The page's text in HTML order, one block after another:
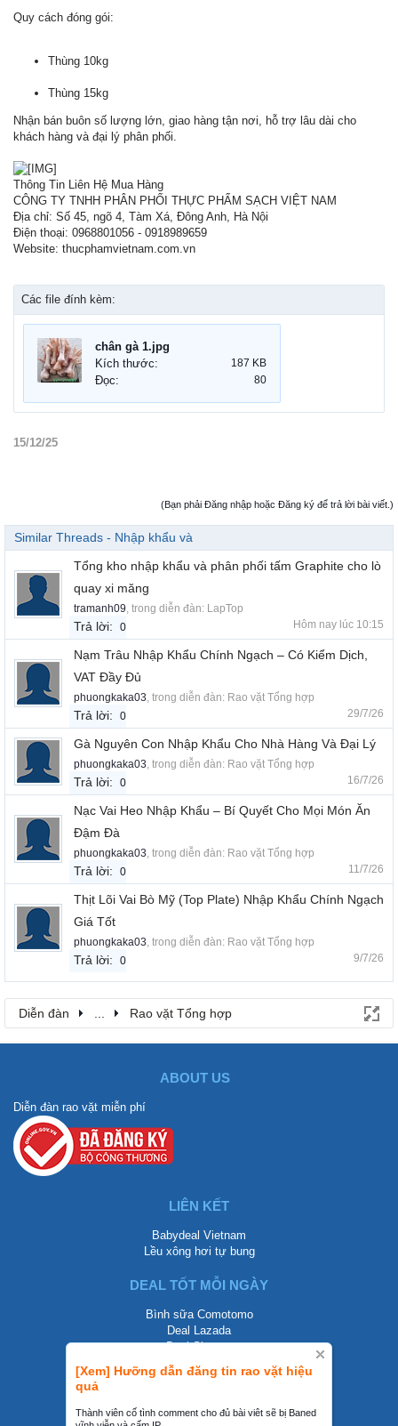
[Xem] Hưỡng dẫn đăng tin rao vặt hiệu
quả
Thành viên cố tình comment cho đủ bài viêt sẽ bị Baned
Quy cách đóng gói:
Thùng 10kg
Thùng 15kg
Nhận bán buôn số lượng lớn, giao hàng tận nơi, hỗ trợ lâu dài cho
khách hàng và đại lý phân phối.
Thông Tin Liên Hệ Mua Hàng
CÔNG TY TNHH PHÂN PHỐI THỰC PHẨM SẠCH VIỆT NAM
Địa chỉ: Số 45, ngõ 4, Tàm Xá, Đông Anh, Hà Nội
Điện thoại: 0968801056 - 0918989659
Website: thucphamvietnam.com.vn
Các file đính kèm:
chân gà 1.jpg
Kích thước:
187 KB
Đọc: 80
15/12/25
(Bạn phải Đăng nhập hoặc Đăng ký để trả lời bài viết.)
Similar Threads - Nhập khẩu và
Tổng kho nhập khẩu và phân phối tấm Graphite cho lò
quay xi măng
tramanh09, trong diễn đàn: LapTop
Trả lời: 0 Hôm nay lúc 10:15
Nạm Trâu Nhập Khẩu Chính Ngạch – Có Kiểm Dịch,
VAT Đầy Đủ
phuongkaka03, trong diễn đàn: Rao vặt Tổng hợp
Trả lời: 0 29/7/26
Gà Nguyên Con Nhập Khẩu Cho Nhà Hàng Và Đại Lý
phuongkaka03, trong diễn đàn: Rao vặt Tổng hợp
Trả lời: 0 16/7/26
Nạc Vai Heo Nhập Khẩu – Bí Quyết Cho Mọi Món Ăn
Đậm Đà
phuongkaka03, trong diễn đàn: Rao vặt Tổng hợp
Trả lời: 0 11/7/26
Thịt Lõi Vai Bò Mỹ (Top Plate) Nhập Khẩu Chính Ngạch
Giá Tốt
phuongkaka03, trong diễn đàn: Rao vặt Tổng hợp
Trả lời: 0 9/7/26
Diễn đàn ... Rao vặt Tổng hợp
ABOUT US
Diễn đàn rao vặt miễn phí
LIÊN KẾT
Babydeal Vietnam
Lều xông hơi tự bung
DEAL TỐT MỖI NGÀY
Bình sữa Comotomo
Deal Lazada
Deal Shopee
LIÊN HỆ
0858002468